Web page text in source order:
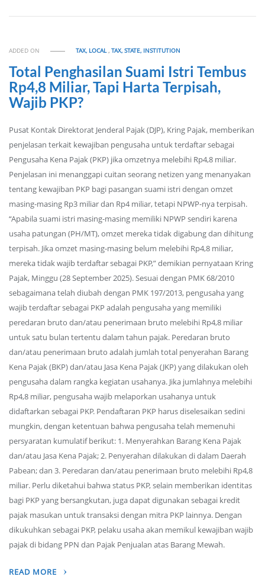
ADDED ON TAX, LOCAL,TAX, STATE, INSTITUTION
Total Penghasilan Suami Istri Tembus
Rp4,8 Miliar, Tapi Harta Terpisah,
Wajib PKP?
Pusat Kontak Direktorat Jenderal Pajak (DJP), Kring Pajak, memberikan
penjelasan terkait kewajiban pengusaha untuk terdaftar sebagai
Pengusaha Kena Pajak (PKP) jika omzetnya melebihi Rp4,8 miliar.
Penjelasan ini menanggapi cuitan seorang netizen yang menanyakan
tentang kewajiban PKP bagi pasangan suami istri dengan omzet
masing-masing Rp3 miliar dan Rp4 miliar, tetapi NPWP-nya terpisah.
“Apabila suami istri masing-masing memiliki NPWP sendiri karena
usaha patungan (PH/MT), omzet mereka tidak digabung dan dihitung
terpisah. Jika omzet masing-masing belum melebihi Rp4,8 miliar,
mereka tidak wajib terdaftar sebagai PKP,” demikian pernyataan Kring
Pajak, Minggu (28 September 2025). Sesuai dengan PMK 68/2010
sebagaimana telah diubah dengan PMK 197/2013, pengusaha yang
wajib terdaftar sebagai PKP adalah pengusaha yang memiliki
peredaran bruto dan/atau penerimaan bruto melebihi Rp4,8 miliar
untuk satu bulan tertentu dalam tahun pajak. Peredaran bruto
dan/atau penerimaan bruto adalah jumlah total penyerahan Barang
Kena Pajak (BKP) dan/atau Jasa Kena Pajak (JKP) yang dilakukan oleh
pengusaha dalam rangka kegiatan usahanya. Jika jumlahnya melebihi
Rp4,8 miliar, pengusaha wajib melaporkan usahanya untuk
didaftarkan sebagai PKP. Pendaftaran PKP harus diselesaikan sedini
mungkin, dengan ketentuan bahwa pengusaha telah memenuhi
persyaratan kumulatif berikut: 1. Menyerahkan Barang Kena Pajak
dan/atau Jasa Kena Pajak; 2. Penyerahan dilakukan di dalam Daerah
Pabean; dan 3. Peredaran dan/atau penerimaan bruto melebihi Rp4,8
miliar. Perlu diketahui bahwa status PKP, selain memberikan identitas
bagi PKP yang bersangkutan, juga dapat digunakan sebagai kredit
pajak masukan untuk transaksi dengan mitra PKP lainnya. Dengan
dikukuhkan sebagai PKP, pelaku usaha akan memikul kewajiban wajib
pajak di bidang PPN dan Pajak Penjualan atas Barang Mewah.
READ MORE